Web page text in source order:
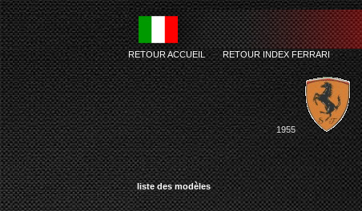
liste des modèles
RETOUR ACCUEIL-RETOUR INDEX FERRARI
1955